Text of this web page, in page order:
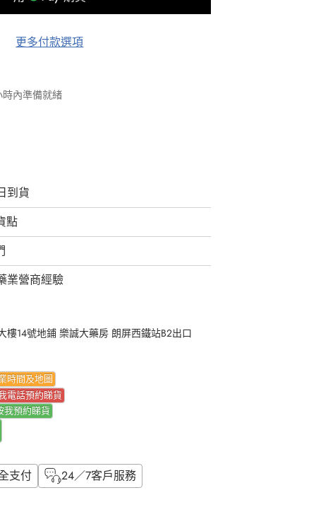
更多付款選項
內準備就緒
到貨
點
業營商經驗
樓14號地鋪 樂誠大藥房 朗屏西鐵站B2出口
時間及地圖
電話預約睇貨
我預約睇貨
支付
24／7客戶服務